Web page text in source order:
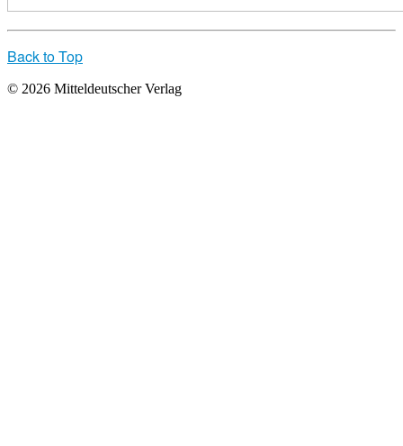
Back to Top
© 2026 Mitteldeutscher Verlag